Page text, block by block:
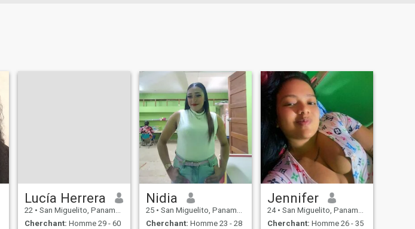
Lucía Herrera
22 • San Miguelito, Panamá, Paname
Cherchant: Homme 29 - 60
Nidia
25 • San Miguelito, Panamá, Paname
Cherchant: Homme 23 - 28
Jennifer
24 • San Miguelito, Panamá, Paname
Cherchant: Homme 26 - 35